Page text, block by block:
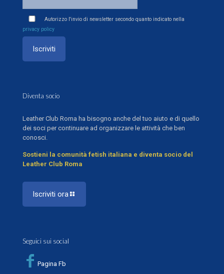
Autorizzo l'invio di newsletter secondo quanto indicato nella
privacy policy
Diventa socio
Leather Club Roma ha bisogno anche del tuo aiuto e di quello
dei soci per continuare ad organizzare le attività che ben
conosci.
Sostieni la comunità fetish italiana e diventa socio del
Leather Club Roma
Iscriviti ora
Seguici sui social
Pagina Fb